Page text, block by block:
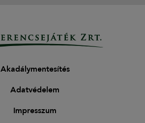
Akadálymentesítés
Adatvédelem
Impresszum